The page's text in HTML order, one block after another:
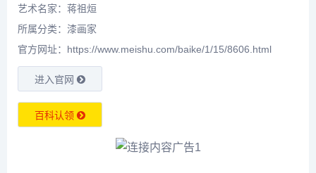
艺术名家：蒋祖烜
所属分类： 漆画家
官方网址：https://www.meishu.com/baike/1/15/8606.html
进入官网
百科认领